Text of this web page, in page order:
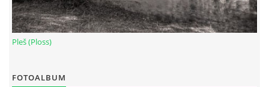
Pleš (Ploss)
FOTOALBUM